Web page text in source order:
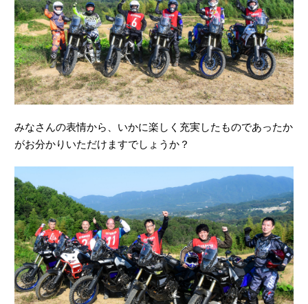
みなさんの表情から、いかに楽しく充実したものであったか
がお分かりいただけますでしょうか？
はたから見ていてもとても楽しそうにオフロード走行を堪能
We collect unique personal identifiers such as cookies to analyze